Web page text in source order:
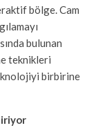
bölge. Cam
bulunan
teknikleri
birbirine